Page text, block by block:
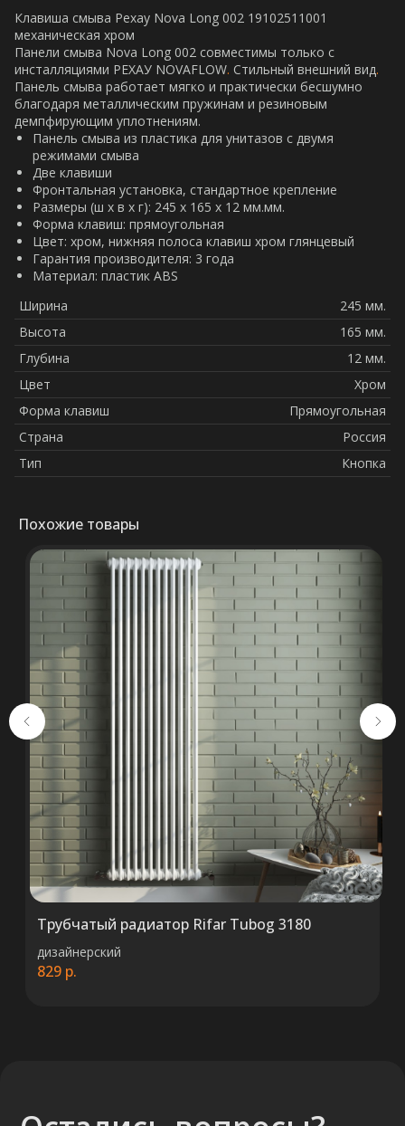
Клавиша смыва Рехау Nova Long 002 19102511001
механическая хром
Панели смыва Nova Long 002 совместимы только с
инсталляциями РЕХАУ NOVAFLOW. Стильный внешний вид.
Панель смыва работает мягко и практически бесшумно
благодаря металлическим пружинам и резиновым
демпфирующим уплотнениям.
Панель смыва из пластика для унитазов c двумя
режимами смыва
Две клавиши
Фронтальная установка, стандартное крепление
Размеры (ш x в x г): 245 х 165 х 12 мм.мм.
Форма клавиш: прямоугольная
Цвет: хром, нижняя полоса клавиш хром глянцевый
Гарантия производителя: 3 года
Материал: пластик ABS
Ширина
245 мм.
Высота
165 мм.
Глубина
12 мм.
Цвет
Хром
Форма клавиш
Прямоугольная
Страна
Россия
Тип
Кнопка
Похожие товары
Трубчатый радиатор Rifar Tubog 3180
дизайнерский
829 р.
Остались вопросы?
Оставьте свои контакты. Наш
специалист свяжется с Вами в
кратчайшие сроки. Мы знаем
насколько важно сделать
правильный выбор.
Консультация
+375 (29) 652 34 03
ООО «ТермоАльянс», РБ, 220062, г.
Минск пр-т Победителей 131, оф.68 УНП
692071529, р/с BY38 ALFA 3012 2327
5000 2027 0000, в ЗАО «Альфа-Банк»,